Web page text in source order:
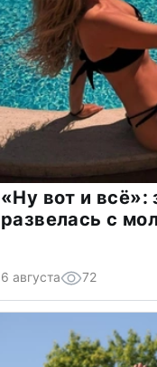
«Ну вот и
развелась с
6 августа 72